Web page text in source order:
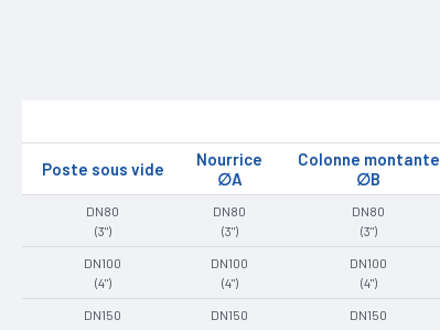
Poste sous vide
Nourrice
∅A
Colonne montante
∅B
DN80
(3")
DN80
(3")
DN80
(3")
DN100
(4")
DN100
(4")
DN100
(4")
DN150
DN150
DN150